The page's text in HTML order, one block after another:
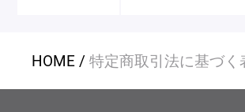
国内ブティック一覧
HOME 特定商取引法に基づく